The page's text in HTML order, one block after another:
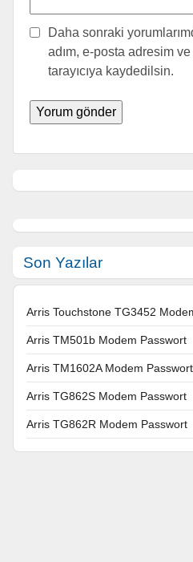
Daha sonraki
adım, e-posta adresim
tarayıcıya kaydedilsin.
Son Yazılar
Arris Touchstone TG3452
Arris TM501b Modem Passwort
Arris TM1602A Modem Passwort
Arris TG862S Modem Passwort
Arris TG862R Modem Passwort